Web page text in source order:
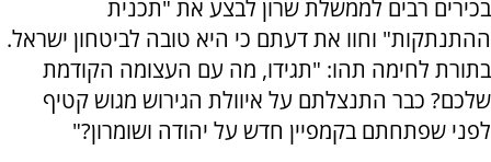
בכירים רבים לממשלת שרון לבצע את "תכנית
ההתנתקות" וחוו את דעתם כי היא טובה לביטחון ישראל.
בתורת לחימה תהו: "תגידו, מה עם העצומה הקודמת
שלכם? כבר התנצלתם על איוולת הגירוש מגוש קטיף
לפני שפתחתם בקמפיין חדש על יהודה ושומרון?"